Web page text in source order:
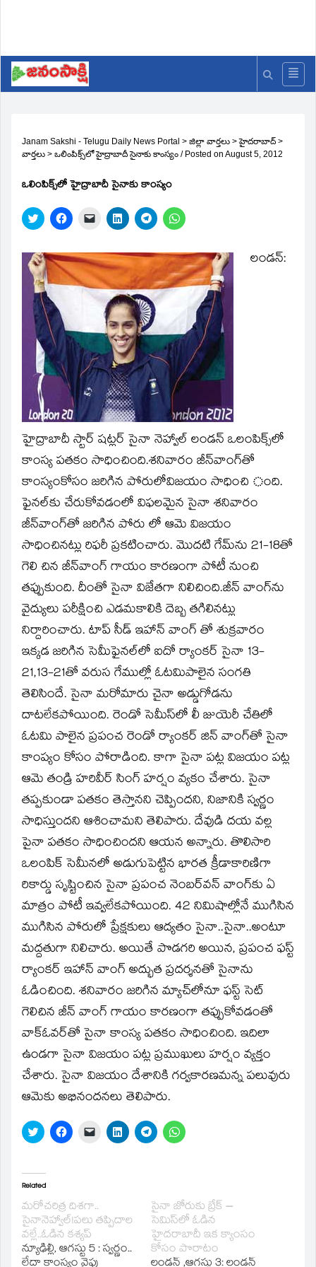
Janam Sakshi - Telugu Daily News Portal > జిల్లా వార్తలు >హైదరాబాద్ >
వార్తలు > ఒలింపిక్స్‌లో హైద్రాబాదీ సైనాకు కాంస్యం / Posted on August 5, 2012
ఒలింపిక్స్‌లో హైద్రాబాదీ సైనాకు కాంస్యం
Click
to
Twitter
(Opens
in
new
window)
Click
to
Facebook
(Opens
in
new
window)
Click
link
to
a
friend
(Opens
in
new
window)
Click
to
LinkedIn
(Opens
new
window)
Click
to
Telegram
(Opens
in
new
window)
Click
to
WhatsApp
(Opens
in
new
window)
లండన్‌:
హైద్రాబాదీ స్టార్‌ షట్లర్‌ సైనా నెహ్వాల్‌ లండన్‌ ఒలంపిక్స్‌లో
కాంస్య పతకం సాధించింది.శనివారం జీన్‌వాంగ్‌తో
కాంస్యంకోసం జరిగిన పోరులోవిజయం సాధించి ంది.
ఫైనల్‌కు చేరుకోవడంలో విఫలమైన సైనా శనివారం
జీన్‌వాంగ్‌తో జరిగిన పోరు లో ఆమె విజయం
సాధించినట్లు రిఫరీ ప్రకటించారు. మొదటి గేమ్‌ను 21-18తో
గెలి చిన జీన్‌వాంగ్‌ గాయం కారణంగా పోటీ నుంచి
తప్పుకుంది. దీంతో సైనా విజేతగా నిలిచింది.జీన్‌ వాంగ్‌ను
వైద్యులు పరీక్షించి ఎడమకాలికి దెబ్బ తగిలినట్లు
నిర్దారించారు. టాప్‌ సీడ్‌ ఇహాన్‌ వాంగ్‌ తో శుక్రవారం
ఇక్కడ జరిగిన సెమీఫైనల్‌లో ఐదో ర్యాంకర్‌ సైనా 13-
21,13-21తో వరుస గేముల్లో ఓటమిపాలైన సంగతి
తెలిసిందే. సైనా మరోమారు చైనా అడ్డుగోడను
దాటలేకపోయింది. రెండో సెమీస్‌లో లీ జుయెరీ చేతిలో
ఓటమి పాలైన ప్రపంచ రెండో ర్యాంకర్‌ జిన్‌ వాంగ్‌తో సైనా
కాంప్యం కోసం పోరాడింది. కాగా సైనా పట్ల విజయం పట్ల
ఆమె తండ్రి హరివీర్‌ సింగ్‌ హర్షం వ్యకం చేశారు. సైనా
తప్పకుండా పతకం తెస్తానని చెప్పిందని, నిజానికి స్వర్ణం
సాధిస్తుందని ఆశించామని తెలిపారు. దేవుడి దయ వల్ల
పైనా పతకం సాధించిందని ఆయన అన్నారు. తొలిసారి
ఒలంపిక్‌ సెమీనలో అడుగుపెట్టిన భారత క్రీడాకారిణిగా
రికార్డు సృష్టించిన సైనా ప్రపంచ నెంబర్‌వన్‌ వాంగ్‌కు ఏ
మాత్రం పోటీ ఇవ్వలేకపోయింది. 42 నిమిషాల్లోనే ముగిసిన
ముగిసిన పోరులో ప్రేక్షకులు ఆద్యతం సైనా..సైనా..అంటూ
మద్దతుగా నిలిచారు. అయితే పొడగరి అయిన, ప్రపంచ ఫస్ట్‌
ర్యాంకర్‌ ఇహాన్‌ వాంగ్‌ అద్భుత ప్రదర్శనతో సైనాను
ఓడించింది. శనివారం జరిగిన మ్యాచ్‌లోనూ ఫస్ట్‌ సెట్‌
గెలిచిన జీన్‌ వాంగ్‌ గాయం కారణంగా తప్పుకోవడంతో
వాక్‌ఓవర్‌తో సైనా కాంస్య పతకం సాధించింది. ఇదిలా
ఉండగా సైనా విజయం పట్ల ప్రముఖులు హర్షం వ్యక్తం
చేశారు. సైనా విజయం దేశానికి గర్వకారణమన్న పలువురు
ఆమెకు అభినందనలు తెలిపారు.
Click
to
(Opens
in
window)
Click
to
window)
Click
in
new
window)
Click
to
window)
Click
to
window)
Click
to
window)
Related
మరోచరిత్ర దిశగా..
సైనానెహ్వాల్‌!పలు తప్పిదాల
వల్లే..ఓడిన కశ్యప్‌
న్యూఢిల్లీ, ఆగస్టు 5 : స్వర్ణం..
సైనా జోరుకు బ్రేక్‌ –
సెమిస్‌లో ఓడిన
హైదరాబాదీ ఇక క్యాంసం
కోసం పొరాటం